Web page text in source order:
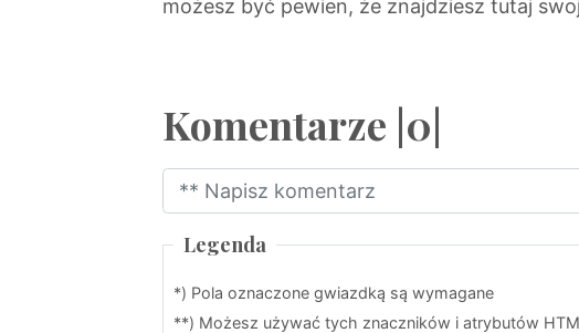
możesz być pewien, że znajdziesz tutaj
Komentarze |0|
Legenda
*) Pola oznaczone gwiazdką są wymagane
**) Możesz używać tych znaczników i atrybutów